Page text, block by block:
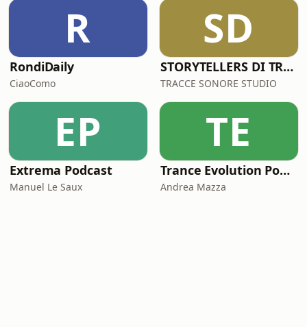
R
RondiDaily
CiaoComo
SD
STORYTELLERS DI TRACCESONORE STUDIO
TRACCE SONORE STUDIO
EP
Extrema Podcast
Manuel Le Saux
TE
Trance Evolution Podcast
Andrea Mazza